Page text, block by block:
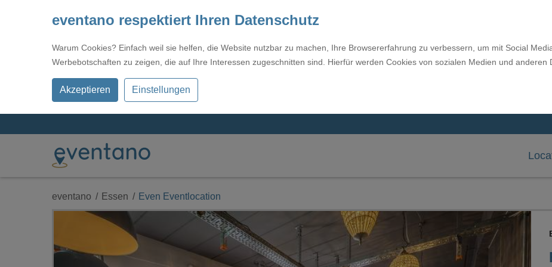
eventano respektiert Ihren Datenschutz
Warum Cookies? Einfach weil sie helfen, die Website nutzbar zu machen, Ihre Browsererfahrung zu verbessern, um mit Social
Werbebotschaften zu zeigen, die auf Ihre Interessen zugeschnitten sind. Hierfür werden Cookies von sozialen Medien und anderen
Akzeptieren Einstellungen
eventano Essen Even Eventlocation